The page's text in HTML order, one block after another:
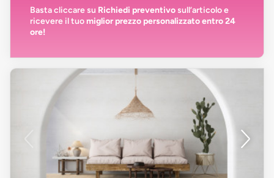
Basta cliccare su Richiedi preventivosull’articolo e
ricevere il tuomiglior prezzo personalizzato entro 24
ore!